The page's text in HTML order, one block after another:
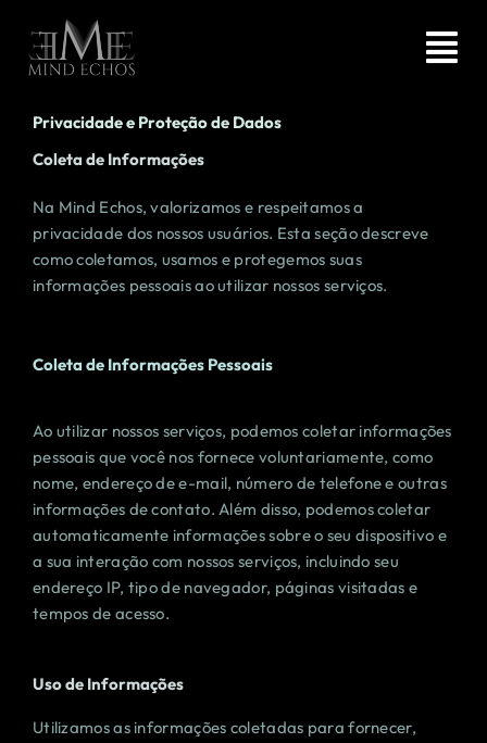
para
conteúdo
HOME
AGÊNCIA
SERVIÇOS
CONTATO
Privacidade e Proteção de Dados
Coleta de Informações
Na Mind Echos, valorizamos e respeitamos a
privacidade dos nossos usuários. Esta seção descreve
como coletamos, usamos e protegemos suas
informações pessoais ao utilizar nossos serviços.
Coleta de Informações Pessoais
Ao utilizar nossos serviços, podemos coletar informações
pessoais que você nos fornece voluntariamente, como
nome, endereço de e-mail, número de telefone e outras
informações de contato. Além disso, podemos coletar
automaticamente informações sobre o seu dispositivo e
a sua interação com nossos serviços, incluindo seu
endereço IP, tipo de navegador, páginas visitadas e
tempos de acesso.
Uso de Informações
Utilizamos as informações coletadas para fornecer,